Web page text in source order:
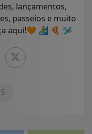
lançamentos,
passeios e muito
aqui!🧡 🏄 🍕 🛩